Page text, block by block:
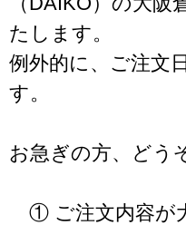
たします。
例外的に、ご注文
す。
お急ぎの方、どう
① ご注文内容が